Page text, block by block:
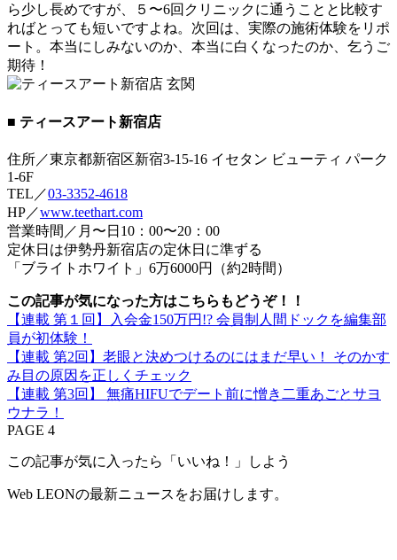
ら少し長めですが、５〜6回クリニックに通うことと比較す
ればとっても短いですよね。次回は、実際の施術体験をリポ
ート。本当にしみないのか、本当に白くなったのか、乞うご
期待！
■ ティースアート新宿店
住所／東京都新宿区新宿3-15-16 イセタン ビューティ パーク
1-6F
TEL／03-3352-4618
HP／www.teethart.com
営業時間／月〜日10：00〜20：00
定休日は伊勢丹新宿店の定休日に準ずる
「ブライトホワイト」6万6000円（約2時間）
この記事が気になった方はこちらもどうぞ！！
【連載 第１回】入会金150万円!? 会員制人間ドックを編集部
員が初体験！
【連載 第2回】老眼と決めつけるのにはまだ早い！ そのかす
み目の原因を正しくチェック
【連載 第3回】 無痛HIFUでデート前に憎き二重あごとサヨ
ウナラ！
PAGE 4
この記事が気に入ったら「いいね！」しよう
Web LEONの最新ニュースをお届けします。